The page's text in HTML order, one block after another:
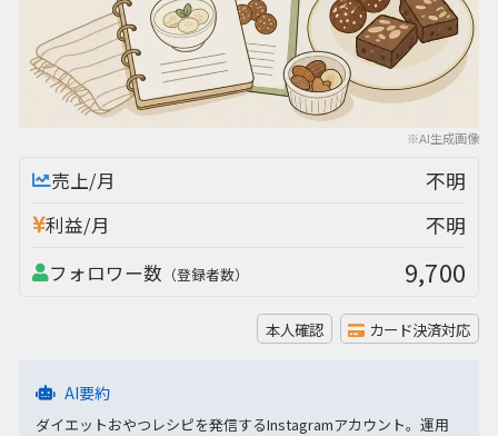
※AI生成画像
売上/月 不明
利益/月 不明
フォロワー数 （登録者数） 9,700
本人確認 カード決済対応
AI要約
ダイエットおやつレシピを発信するInstagramアカウント。運用